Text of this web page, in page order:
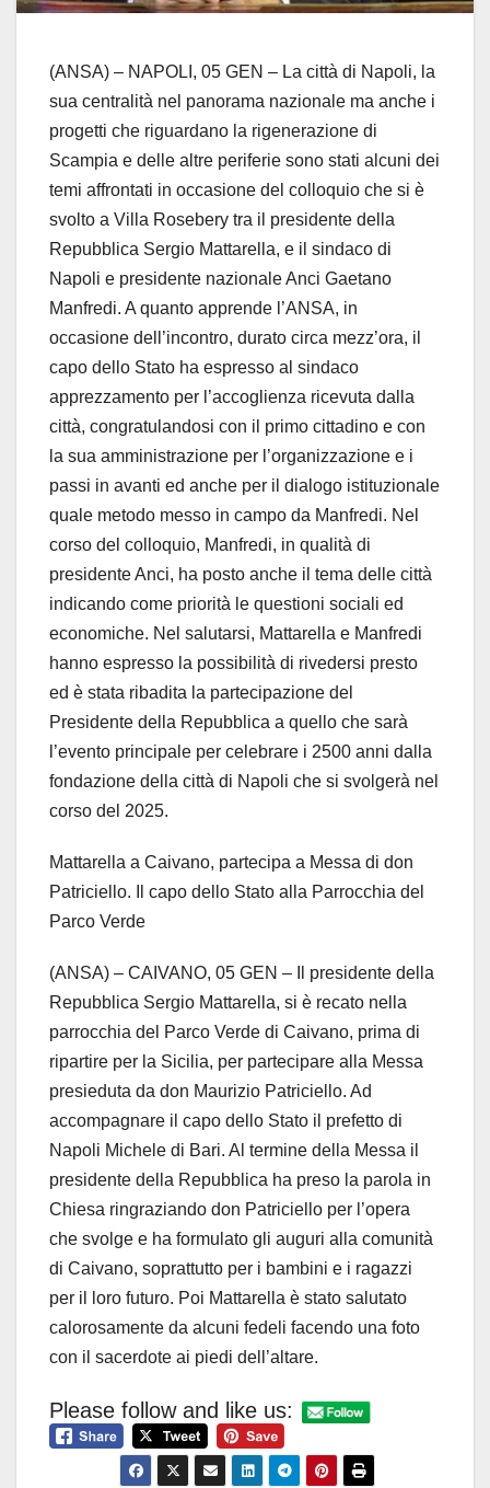
(ANSA) – NAPOLI, 05 GEN – La città di Napoli, la
sua centralità nel panorama nazionale ma anche i
progetti che riguardano la rigenerazione di
Scampia e delle altre periferie sono stati alcuni dei
temi affrontati in occasione del colloquio che si è
svolto a Villa Rosebery tra il presidente della
Repubblica Sergio Mattarella, e il sindaco di
Napoli e presidente nazionale Anci Gaetano
Manfredi. A quanto apprende l’ANSA, in
occasione dell’incontro, durato circa mezz’ora, il
capo dello Stato ha espresso al sindaco
apprezzamento per l’accoglienza ricevuta dalla
città, congratulandosi con il primo cittadino e con
la sua amministrazione per l’organizzazione e i
passi in avanti ed anche per il dialogo istituzionale
quale metodo messo in campo da Manfredi. Nel
corso del colloquio, Manfredi, in qualità di
presidente Anci, ha posto anche il tema delle città
indicando come priorità le questioni sociali ed
economiche. Nel salutarsi, Mattarella e Manfredi
hanno espresso la possibilità di rivedersi presto
ed è stata ribadita la partecipazione del
Presidente della Repubblica a quello che sarà
l’evento principale per celebrare i 2500 anni dalla
fondazione della città di Napoli che si svolgerà nel
corso del 2025.
Mattarella a Caivano, partecipa a Messa di don
Patriciello. Il capo dello Stato alla Parrocchia del
Parco Verde
(ANSA) – CAIVANO, 05 GEN – Il presidente della
Repubblica Sergio Mattarella, si è recato nella
parrocchia del Parco Verde di Caivano, prima di
ripartire per la Sicilia, per partecipare alla Messa
presieduta da don Maurizio Patriciello. Ad
accompagnare il capo dello Stato il prefetto di
Napoli Michele di Bari. Al termine della Messa il
presidente della Repubblica ha preso la parola in
Chiesa ringraziando don Patriciello per l’opera
che svolge e ha formulato gli auguri alla comunità
di Caivano, soprattutto per i bambini e i ragazzi
per il loro futuro. Poi Mattarella è stato salutato
calorosamente da alcuni fedeli facendo una foto
con il sacerdote ai piedi dell’altare.
Please follow and like us: